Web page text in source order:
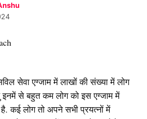
सेवा एग्जाम में लाखों की संख्या में लोग
इनमें से बहुत कम लोग को इस एग्जाम में
है. कई लोग तो अपने सभी प्रयत्नों में